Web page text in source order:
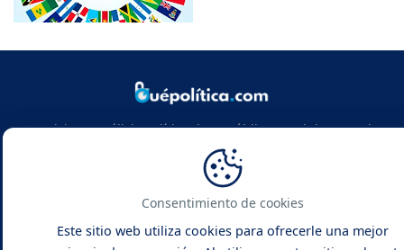
Noticias y análisis político de República Dominicana y el
mundo. Infórmate con rigor, actualidad y las claves de la
política global.
Consentimiento de cookies
Este sitio web utiliza cookies para ofrecerle una mejor